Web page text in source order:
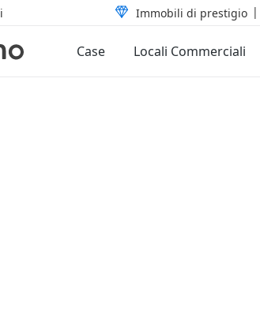
Immobili di prestigio
Case Locali Commerciali